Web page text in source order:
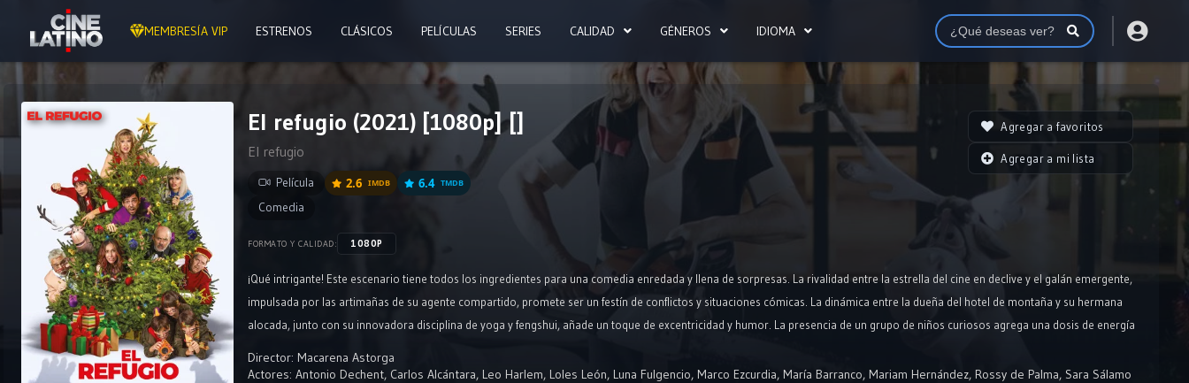
MEMBRESÍA VIP ESTRENOS CLÁSICOS PELÍCULAS SERIES CALIDAD GÉNEROS IDIOMA
El refugio (2021) [1080p] []
El refugio
Película 2.6 IMDB 6.4 TMDB
Comedia
FORMATO Y CALIDAD: 1080P
¡Qué intrigante! Este escenario tiene todos los ingredientes para una comedia enredada y llena de sorpresas. La rivalidad entre la estrella del cine en declive y el galán emergente,
impulsada por las artimañas de su agente compartido, promete ser un festín de conflictos y situaciones cómicas. La dinámica entre la dueña del hotel de montaña y su hermana
alocada, junto con su innovadora disciplina de yoga y fengshui, añade un toque de excentricidad y humor. La presencia de un grupo de niños curiosos agrega una dosis de energía
atrapados justo antes de Navidad, el escenario está listo para un fin de semana lleno de giros inesperados y momentos memorables. ¡Definitivamente un cóctel explosivo de
Director: Macarena Astorga
Actores: Antonio Dechent, Carlos Alcántara, Leo Harlem, Loles León, Luna Fulgencio, Marco Ezcurdia, María Barranco, Mariam Hernández, Rossy de Palma, Sara Sálamo
Agregar a favoritos
Agregar a mi lista